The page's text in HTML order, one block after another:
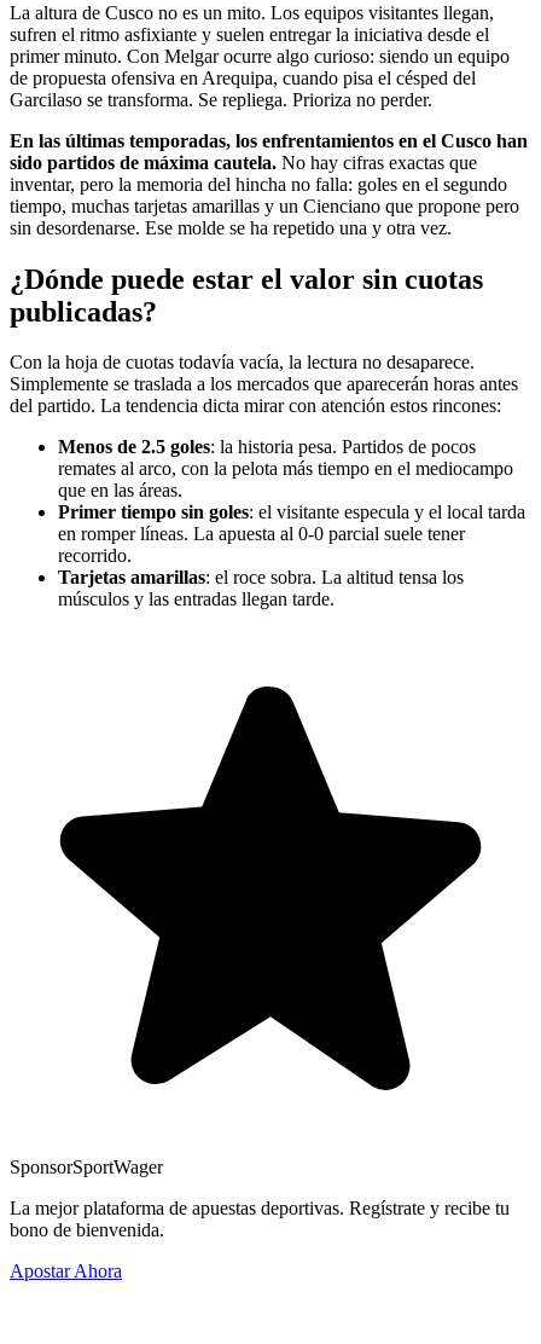
La altura de Cusco no es un mito. Los equipos visitantes llegan,
sufren el ritmo asfixiante y suelen entregar la iniciativa desde el
primer minuto. Con Melgar ocurre algo curioso: siendo un equipo
de propuesta ofensiva en Arequipa, cuando pisa el césped del
Garcilaso se transforma. Se repliega. Prioriza no perder.
En las últimas temporadas, los enfrentamientos en el Cusco han
sido partidos de máxima cautela. No hay cifras exactas que
inventar, pero la memoria del hincha no falla: goles en el segundo
tiempo, muchas tarjetas amarillas y un Cienciano que propone pero
sin desordenarse. Ese molde se ha repetido una y otra vez.
¿Dónde puede estar el valor sin cuotas
publicadas?
Con la hoja de cuotas todavía vacía, la lectura no desaparece.
Simplemente se traslada a los mercados que aparecerán horas antes
del partido. La tendencia dicta mirar con atención estos rincones:
Menos de 2.5 goles: la historia pesa. Partidos de pocos
remates al arco, con la pelota más tiempo en el mediocampo
que en las áreas.
Primer tiempo sin goles: el visitante especula y el local tarda
en romper líneas. La apuesta al 0-0 parcial suele tener
recorrido.
Tarjetas amarillas: el roce sobra. La altitud tensa los
músculos y las entradas llegan tarde.
SponsorSportWager
La mejor plataforma de apuestas deportivas. Regístrate y recibe tu
bono de bienvenida.
Apostar Ahora